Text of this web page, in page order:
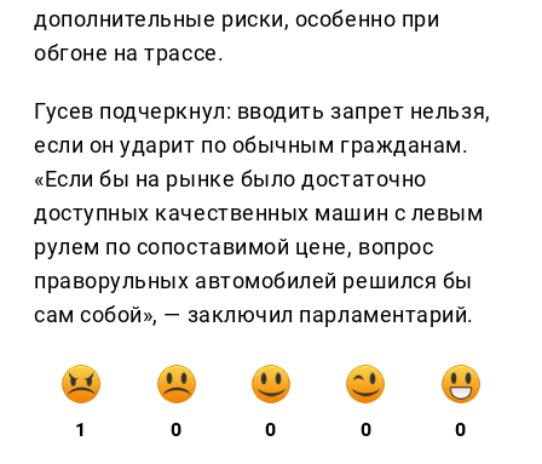
дополнительные риски, особенно при
обгоне на трассе.
Гусев подчеркнул: вводить запрет нельзя,
если он ударит по обычным гражданам.
«Если бы на рынке было достаточно
доступных качественных машин с левым
рулем по сопоставимой цене, вопрос
праворульных автомобилей решился бы
сам собой», — заключил парламентарий.
1 0 0 0 0